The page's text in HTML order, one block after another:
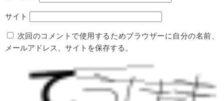
サイト
次回のコメントで使用するためブラウザーに自分の名前、
メールアドレス、サイトを保存する。